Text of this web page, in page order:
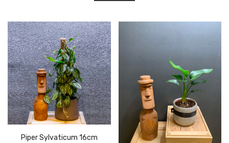
Piper Sylvaticum 16cm